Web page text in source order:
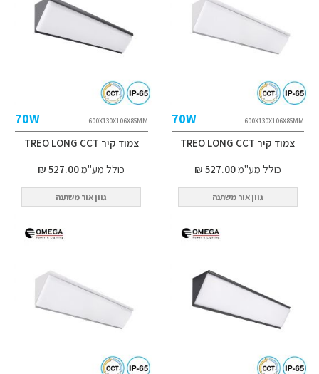
600X130X106X85MM
70W
צמוד קיר TREO LONG CCT
כולל מע"מ527.00 ₪
גוון אור משתנה
600X130X106X85MM
70W
צמוד קיר TREO LONG CCT
כולל מע"מ527.00 ₪
גוון אור משתנה